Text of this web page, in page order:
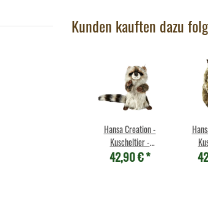
Kunden kauften dazu
Hansa Creation -
Kuscheltier -
Handpuppe Waschbär
42,90 €*